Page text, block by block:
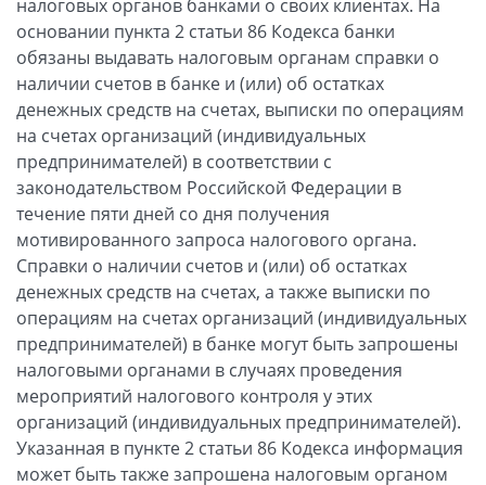
налоговых органов банками о своих клиентах. На
основании пункта 2 статьи 86 Кодекса банки
обязаны выдавать налоговым органам справки о
наличии счетов в банке и (или) об остатках
денежных средств на счетах, выписки по операциям
на счетах организаций (индивидуальных
предпринимателей) в соответствии с
законодательством Российской Федерации в
течение пяти дней со дня получения
мотивированного запроса налогового органа.
Справки о наличии счетов и (или) об остатках
денежных средств на счетах, а также выписки по
операциям на счетах организаций (индивидуальных
предпринимателей) в банке могут быть запрошены
налоговыми органами в случаях проведения
мероприятий налогового контроля у этих
организаций (индивидуальных предпринимателей).
Указанная в пункте 2 статьи 86 Кодекса информация
может быть также запрошена налоговым органом